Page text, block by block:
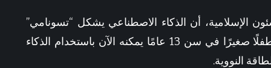
فيديو ردة فعل ترامب لطفل ركض على المنصة وما قاله عن بايدن يلقى رواجا
الجديد.. الزمالك يواصل معسكره المغلق بالعاصمة الجديدة بقيادة معتمد جمال
الإسلامية، أن الذكاء الاصطناعي يشكل “تسونامي”
تكنولوجي قادم يجب الاستعداد له، مشيرًا إلى أن طفلًا صغيرًا في سن 13 عامًا يمكنه الآن باستخدام الذكاء
النووية.